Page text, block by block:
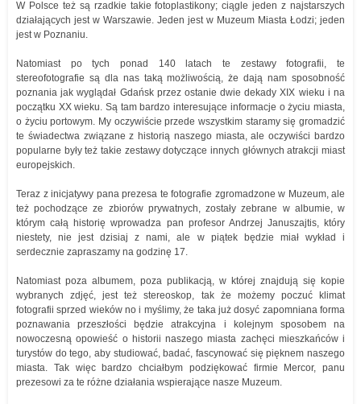
W Polsce też są rzadkie takie fotoplastikony; ciągle jeden z najstarszych
działających jest w Warszawie. Jeden jest w Muzeum Miasta Łodzi; jeden
jest w Poznaniu.
Natomiast po tych ponad 140 latach te zestawy fotografii, te
stereofotografie są dla nas taką możliwością, że dają nam sposobność
poznania jak wyglądał Gdańsk przez ostanie dwie dekady XIX wieku i na
początku XX wieku. Są tam bardzo interesujące informacje o życiu miasta,
o życiu portowym. My oczywiście przede wszystkim staramy się gromadzić
te świadectwa związane z historią naszego miasta, ale oczywiści bardzo
popularne były też takie zestawy dotyczące innych głównych atrakcji miast
europejskich.
Teraz z inicjatywy pana prezesa te fotografie zgromadzone w Muzeum, ale
też pochodzące ze zbiorów prywatnych, zostały zebrane w albumie, w
którym całą historię wprowadza pan profesor Andrzej Januszajtis, który
niestety, nie jest dzisiaj z nami, ale w piątek będzie miał wykład i
serdecznie zapraszamy na godzinę 17.
Natomiast poza albumem, poza publikacją, w której znajdują się kopie
wybranych zdjęć, jest też stereoskop, tak że możemy poczuć klimat
fotografii sprzed wieków no i myślimy, że taka już dosyć zapomniana forma
poznawania przeszłości będzie atrakcyjna i kolejnym sposobem na
nowoczesną opowieść o historii naszego miasta zachęci mieszkańców i
turystów do tego, aby studiować, badać, fascynować się pięknem naszego
miasta. Tak więc bardzo chciałbym podziękować firmie Mercor, panu
prezesowi za te różne działania wspierające nasze Muzeum.